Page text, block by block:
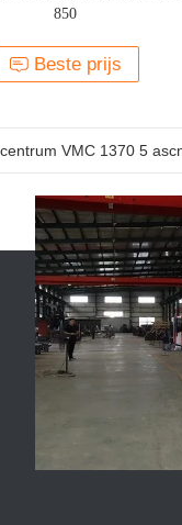
850
Beste prijs
VMC 1370 5